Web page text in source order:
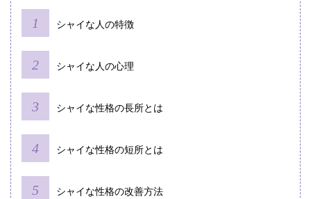
シャイな人の特徴
シャイな人の心理
シャイな性格の長所とは
シャイな性格の短所とは
シャイな性格の改善方法